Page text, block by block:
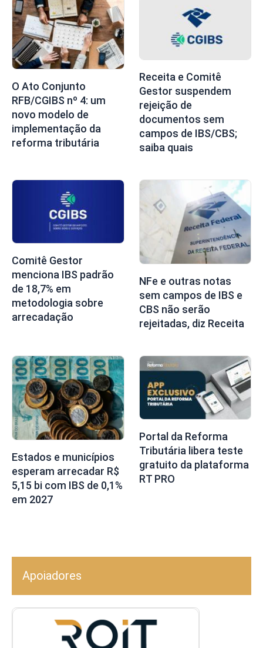
O Ato Conjunto
RFB/CGIBS nº 4: um
novo modelo de
implementação da
reforma tributária
Receita e Comitê
Gestor suspendem
rejeição de
documentos sem
campos de IBS/CBS;
saiba quais
Comitê Gestor
menciona IBS padrão
de 18,7% em
metodologia sobre
arrecadação
NFe e outras notas
sem campos de IBS e
CBS não serão
rejeitadas, diz Receita
Estados e municípios
esperam arrecadar R$
5,15 bi com IBS de 0,1%
em 2027
Portal da Reforma
Tributária libera teste
gratuito da plataforma
RT PRO
Apoiadores